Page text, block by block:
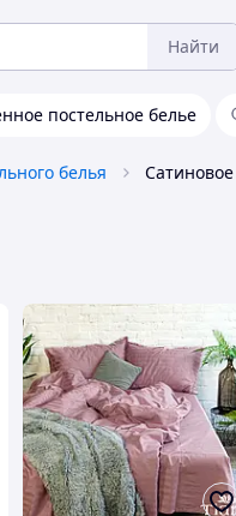
Найти
постельное белье
белья